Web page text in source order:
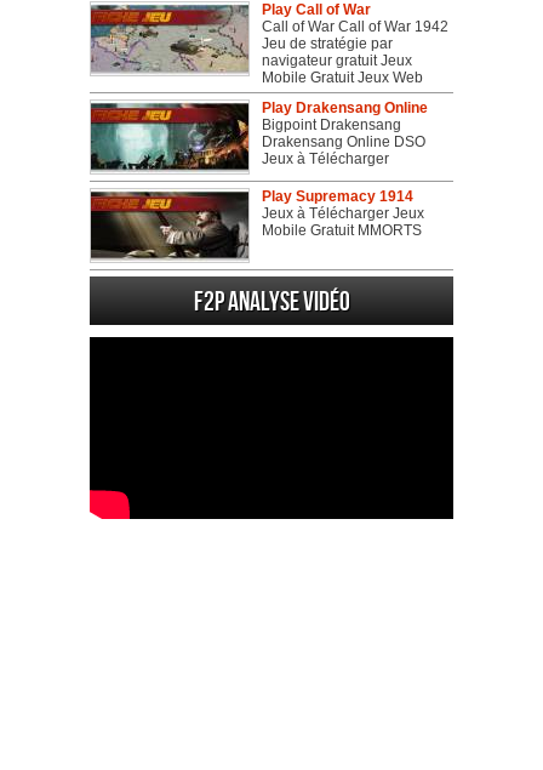
Play Call of War
Call of War Call of War 1942
Jeu de stratégie par
navigateur gratuit Jeux
Mobile Gratuit Jeux Web
Play Drakensang Online
Bigpoint Drakensang
Drakensang Online DSO
Jeux à Télécharger
Play Supremacy 1914
Jeux à Télécharger Jeux
Mobile Gratuit MMORTS
F2P Analyse vidéo